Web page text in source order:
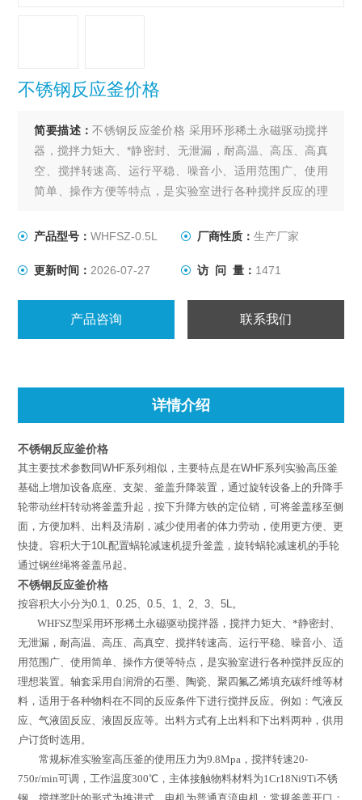
不锈钢反应釜价格
简要描述：不锈钢反应釜价格 采用环形稀土永磁驱动搅拌
器，搅拌力矩大、*静密封、无泄漏，耐高温、高压、高真
空、搅拌转速高、运行平稳、噪音小、适用范围广、使用
简单、操作方便等特点，是实验室进行各种搅拌反应的理
产品型号：WHFSZ-0.5L 厂商性质： 生产厂家
更新时间： 2026-07-27 访 问 量： 1471
产品咨询 联系我们
详情介绍
不锈钢反应釜价格
其主要技术参数同WHF系列相似，主要特点是在WHF系列实验高压釜
基础上增加设备底座、支架、釜盖升降装置，通过旋转设备上的升降手
轮带动丝杆转动将釜盖升起，按下升降方铁的定位销，可将釜盖移至侧
面，方便加料、出料及清刷，减少使用者的体力劳动，使用更方便、更
快捷。容积大于10L配置蜗轮减速机提升釜盖，旋转蜗轮减速机的手轮
通过钢丝绳将釜盖吊起。
不锈钢反应釜价格
按容积大小分为0.1、0.25、0.5、 1、2、3、5L。
WHFSZ型采用环形稀土永磁驱动搅拌器，搅拌力矩大、*静密封、
无泄漏，耐高温、高压、高真空、搅拌转速高、运行平稳、噪音小、适
用范围广、使用简单、操作方便等特点，是实验室进行各种搅拌反应的
理想装置。轴套采用自润滑的石墨、陶瓷、聚四氟乙烯填充碳纤维等材
料，适用于各种物料在不同的反应条件下进行搅拌反应。例如：气液反
应、气液固反应、液固反应等。出料方式有上出料和下出料两种，供用
户订货时选用。
常规标准实验室高压釜的使用压力为9.8Mpa ，搅拌转速20-
750r/min 可调，工作温度300℃ ，主体接触物料材料为1Cr18Ni9Ti不锈